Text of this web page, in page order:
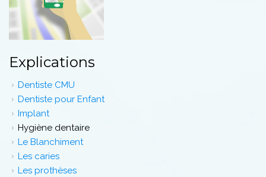
Explications
Dentiste CMU
Dentiste pour Enfant
Implant
Hygiène dentaire
Le Blanchiment
Les caries
Les prothèses